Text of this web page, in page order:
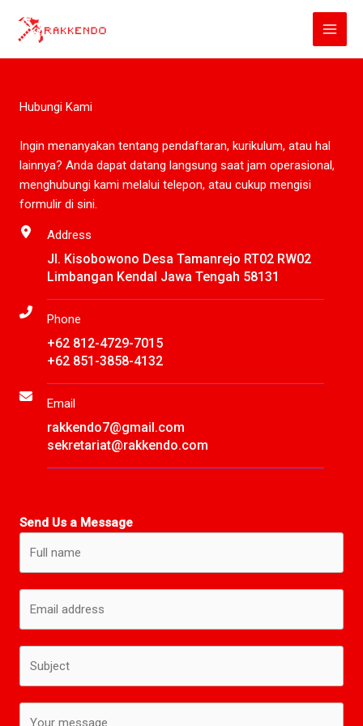
Hubungi Kami
Ingin menanyakan tentang pendaftaran, kurikulum, atau hal
lainnya? Anda dapat datang langsung saat jam operasional,
menghubungi kami melalui telepon, atau cukup mengisi
formulir di sini.
Address
Jl. Kisobowono Desa Tamanrejo RT02 RW02
Limbangan Kendal Jawa Tengah 58131
Phone
+62 812-4729-7015
+62 851-3858-4132
Email
rakkendo7@gmail.com
sekretariat@rakkendo.com
Send Us a Message